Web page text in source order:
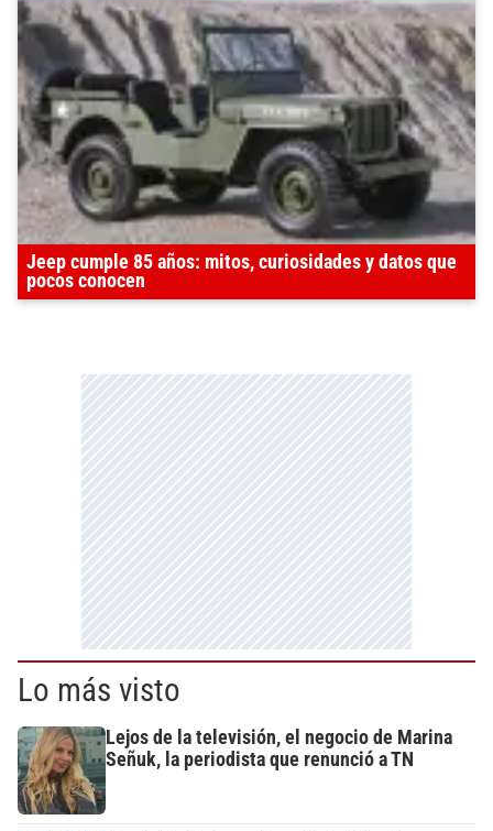
Jeep cumple 85 años: mitos, curiosidades y datos que
pocos conocen
Lo más visto
Lejos de la televisión, el negocio de Marina
Señuk, la periodista que renunció a TN